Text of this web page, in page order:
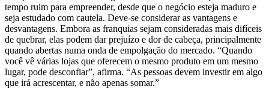
tempo ruim para empreender, desde que o negócio esteja maduro e
seja estudado com cautela. Deve-se considerar as vantagens e
desvantagens. Embora as franquias sejam consideradas mais difíceis
de quebrar, elas podem dar prejuízo e dor de cabeça, principalmente
quando abertas numa onda de empolgação do mercado. “Quando
você vê várias lojas que oferecem o mesmo produto em um mesmo
lugar, pode desconfiar”, afirma. “As pessoas devem investir em algo
que irá acrescentar, e não apenas somar.”